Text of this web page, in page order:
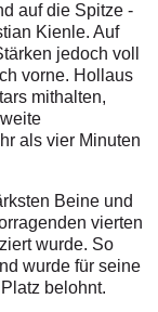
auf die Spitze -
Kienle. Auf
jedoch voll
vorne. Hollaus
mithalten,
als vier Minuten
Beine und
vierten
wurde. So
wurde für seine
belohnt.